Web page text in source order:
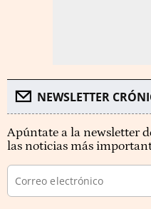
NEWSLETTER
Apúntate a la newsletter
las noticias más